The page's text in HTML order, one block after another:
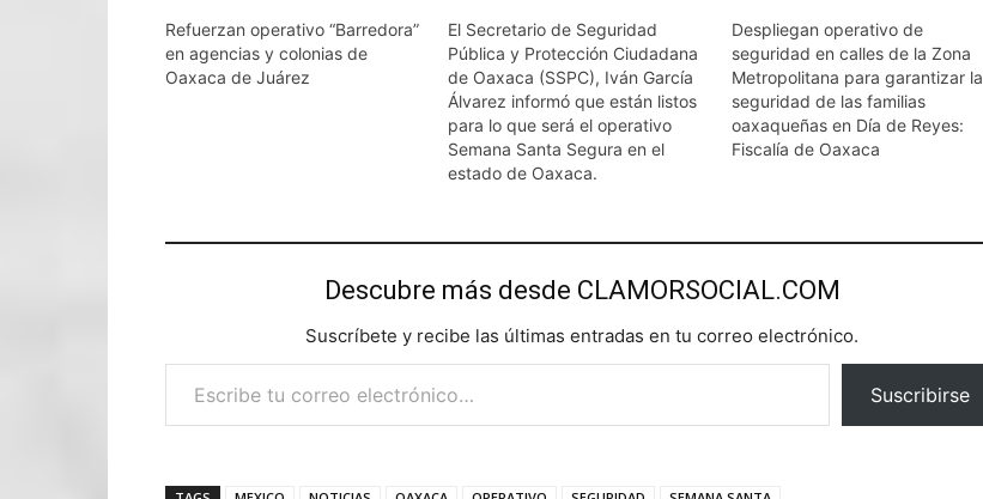
Refuerzan operativo “Barredora”
en agencias y colonias de
Oaxaca de Juárez
El Secretario de Seguridad
Pública y Protección Ciudadana
de Oaxaca (SSPC), Iván García
Álvarez informó que están listos
para lo que será el operativo
Semana Santa Segura en el
estado de Oaxaca.
Despliegan operativo de
seguridad en calles de la Zona
Metropolitana para garantizar la
seguridad de las familias
oaxaqueñas en Día de Reyes:
Fiscalía de Oaxaca
Descubre más desde CLAMORSOCIAL.COM
Suscríbete y recibe las últimas entradas en tu correo electrónico.
Escribe tu correo electrónico…
Suscribirse